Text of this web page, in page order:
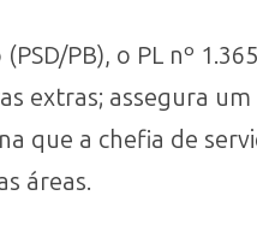
PB), o PL nº
extras; assegura
que a chefia de
áreas.